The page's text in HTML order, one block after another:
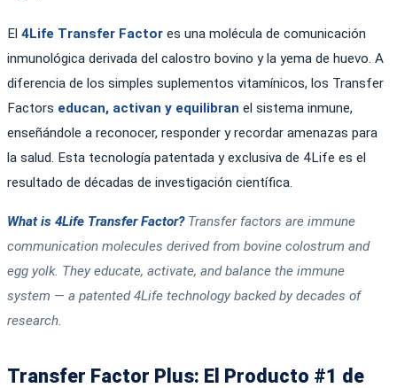
El 4Life Transfer Factor es una molécula de comunicación
inmunológica derivada del calostro bovino y la yema de huevo. A
diferencia de los simples suplementos vitamínicos, los Transfer
Factors educan, activan y equilibran el sistema inmune,
enseñándole a reconocer, responder y recordar amenazas para
la salud. Esta tecnología patentada y exclusiva de 4Life es el
resultado de décadas de investigación científica.
What is 4Life Transfer Factor?Transfer factors are immune
communication molecules derived from bovine colostrum and
egg yolk. They educate, activate, and balance the immune
system — a patented 4Life technology backed by decades of
research.
Transfer Factor Plus: El Producto #1 de